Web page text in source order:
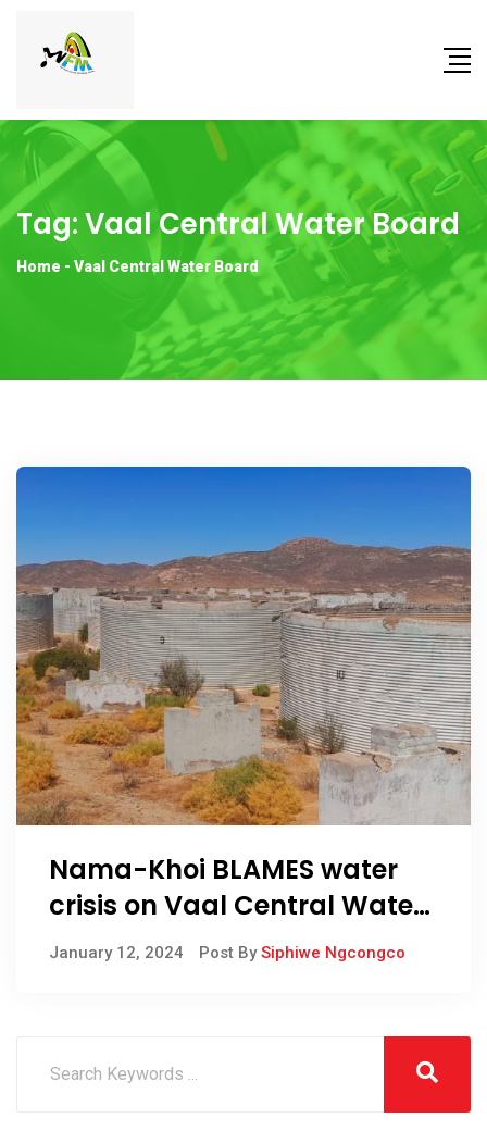
Tag:Vaal Central Water Board
Home - Vaal Central Water Board
Nama-Khoi BLAMES water
crisis on Vaal Central Water
Board
January 12, 2024 Post BySiphiwe Ngcongco